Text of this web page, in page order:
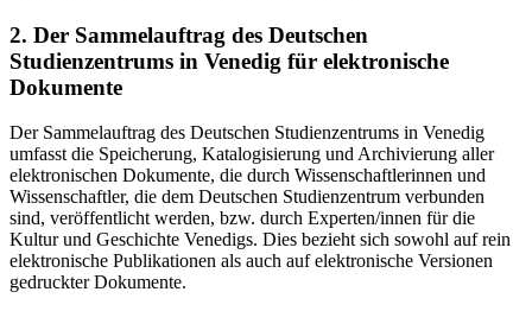
2. Der Sammelauftrag des Deutschen
Studienzentrums in Venedig für elektronische
Dokumente
Der Sammelauftrag des Deutschen Studienzentrums in Venedig
umfasst die Speicherung, Katalogisierung und Archivierung aller
elektronischen Dokumente, die durch Wissenschaftlerinnen und
Wissenschaftler, die dem Deutschen Studienzentrum verbunden
sind, veröffentlicht werden, bzw. durch Experten/innen für die
Kultur und Geschichte Venedigs. Dies bezieht sich sowohl auf rein
elektronische Publikationen als auch auf elektronische Versionen
gedruckter Dokumente.